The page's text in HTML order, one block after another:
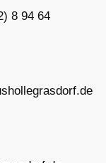
8 94 64